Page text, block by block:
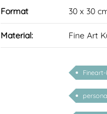
Format 30 x 30
Material: Fine Art